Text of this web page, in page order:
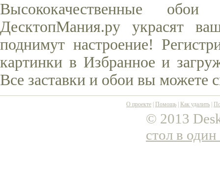
Высококачественные
ДесктопМания.ру украсят
поднимут настроение!
картинки в Избранное и
Все заставки и обои вы можете
О проекте Помощь Как удалить
© 2013
стол в